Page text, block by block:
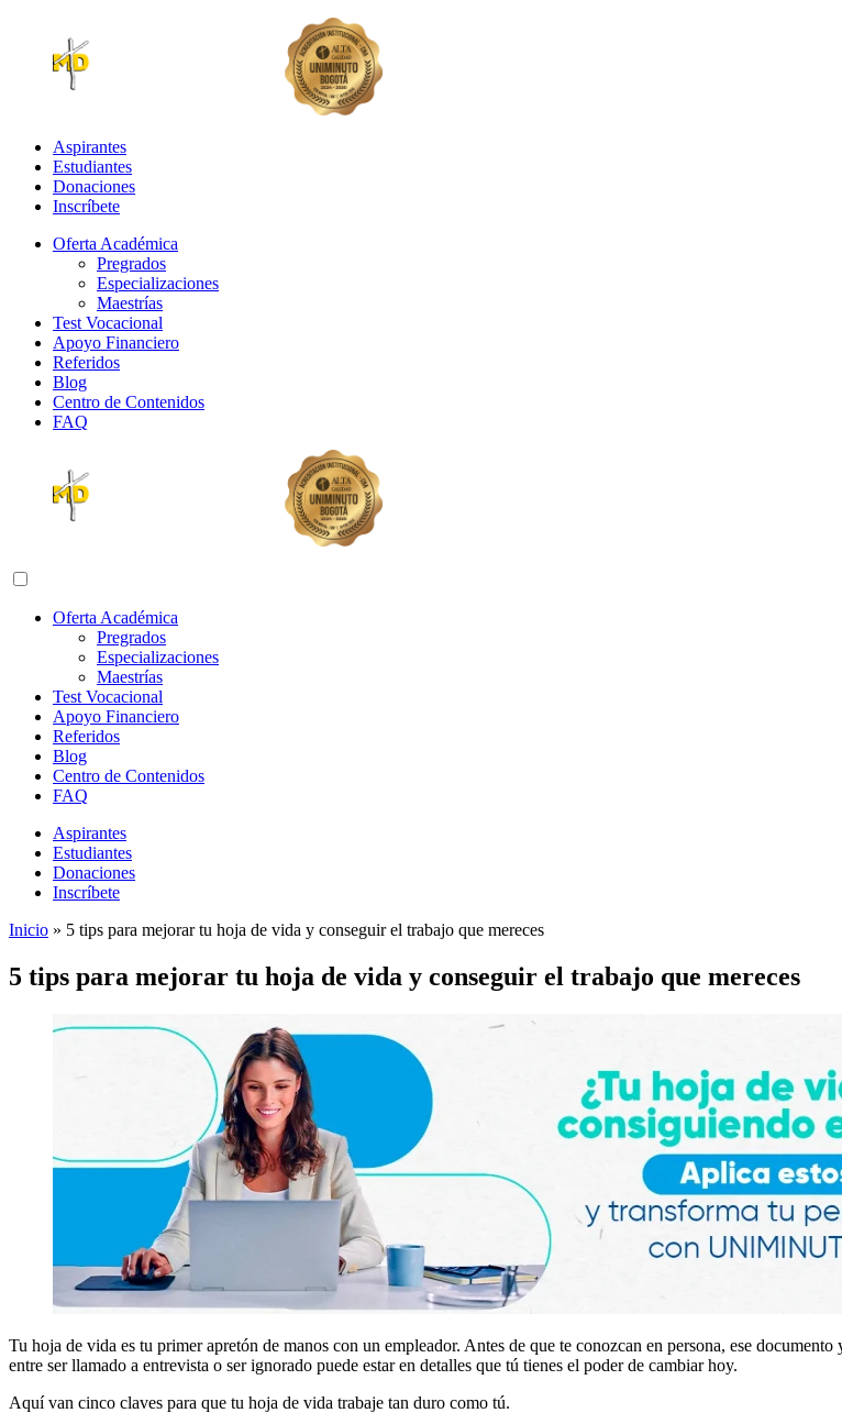
Aspirantes
Estudiantes
Donaciones
Inscríbete
Oferta Académica
Pregrados
Especializaciones
Maestrías
Test Vocacional
Apoyo Financiero
Referidos
Blog
Centro de Contenidos
FAQ
Abrir menú de navegación
Oferta Académica
Pregrados
Especializaciones
Maestrías
Test Vocacional
Apoyo Financiero
Referidos
Blog
Centro de Contenidos
FAQ
Aspirantes
Estudiantes
Donaciones
Inscríbete
Inicio » 5 tips para mejorar tu hoja de vida y conseguir el trabajo que mereces
5 tips para mejorar tu hoja de vida y conseguir el trabajo que mereces
Tu hoja de vida es tu primer apretón de manos con un empleador. Antes de que te conozcan en persona, ese
entre ser llamado a entrevista o ser ignorado puede estar en detalles que tú tienes el poder de cambiar hoy.
Aquí van cinco claves para que tu hoja de vida trabaje tan duro como tú.